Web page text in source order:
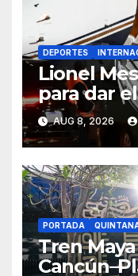
DEPORTES
Lionel
para dar
padre
AUG 8, 2026
PORTADA
Tren